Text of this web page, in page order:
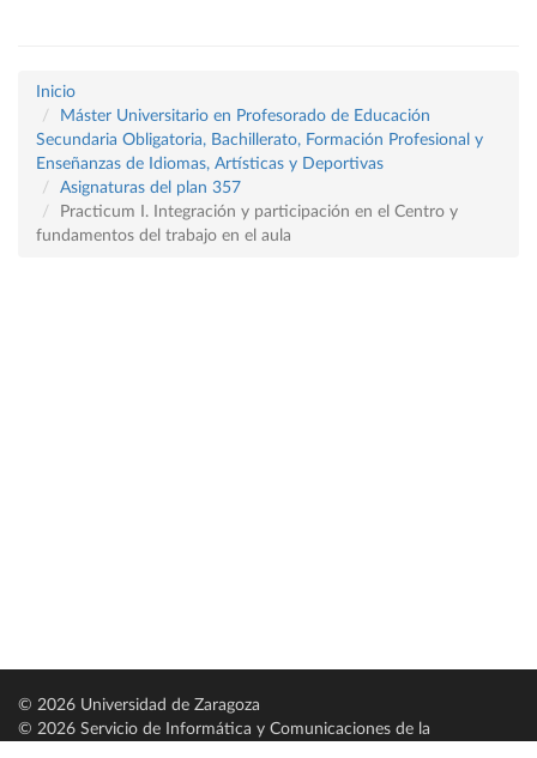
Inicio
Máster Universitario en Profesorado de Educación
Secundaria Obligatoria, Bachillerato, Formación Profesional y
Enseñanzas de Idiomas, Artísticas y Deportivas
Asignaturas del plan 357
Practicum I. Integración y participación en el Centro y
fundamentos del trabajo en el aula
© 2026 Universidad de Zaragoza
© 2026 Servicio de Informática y Comunicaciones de la